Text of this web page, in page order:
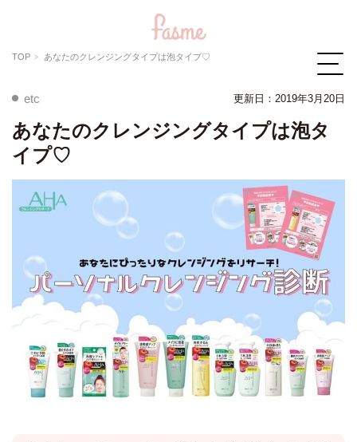
TOP あなたのクレンジングタイプは泡タイプ♡
etc 更新日：2019年3月20日
あなたのクレンジングタイプは泡タ
イプ♡